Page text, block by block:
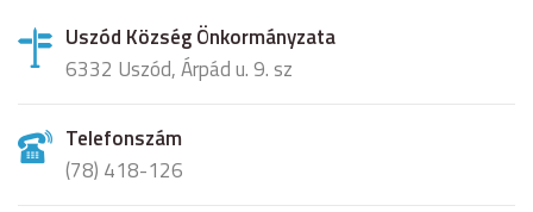
Uszód Község Önkormányzata
6332 Uszód, Árpád u. 9. sz
Telefonszám
(78) 418-126